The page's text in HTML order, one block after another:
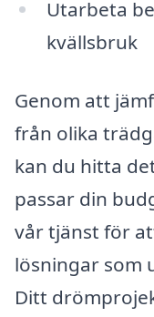
Utarbeta
kvällsbruk
Genom att
från olika
kan du hitta
passar din
vår tjänst för
lösningar som
Ditt